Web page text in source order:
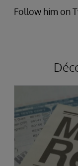
Follow him on